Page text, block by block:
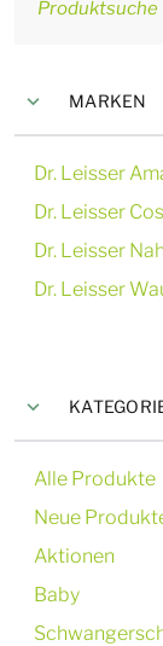
Produktsuche
MARKEN
Dr. Leisser
Dr. Leisser
Dr. Leisser
Dr. Leisser
Alle Produkte
Neue
Aktionen
Baby